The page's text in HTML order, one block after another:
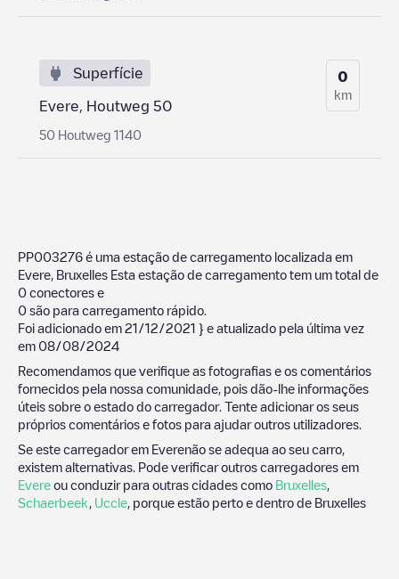
Superfície
Evere, Houtweg 50
50 Houtweg 1140
0
km
PP003276 é uma estação de carregamento localizada em
Evere Bruxelles Esta estação de carregamento tem um total de
0 conectores e
0 são para carregamento rápido.
Foi adicionado em 21/12/2021 } e atualizado pela última vez
em 08/08/2024
Recomendamos que verifique as fotografias e os comentários
fornecidos pela nossa comunidade, pois dão-lhe informações
úteis sobre o estado do carregador. Tente adicionar os seus
próprios comentários e fotos para ajudar outros utilizadores.
Se este carregador em Everenão se adequa ao seu carro,
existem alternativas. Pode verificar outros carregadores em
Evere ou conduzir para outras cidades como Bruxelles
Schaerbeek
Uccle , porque estão perto e dentro de Bruxelles